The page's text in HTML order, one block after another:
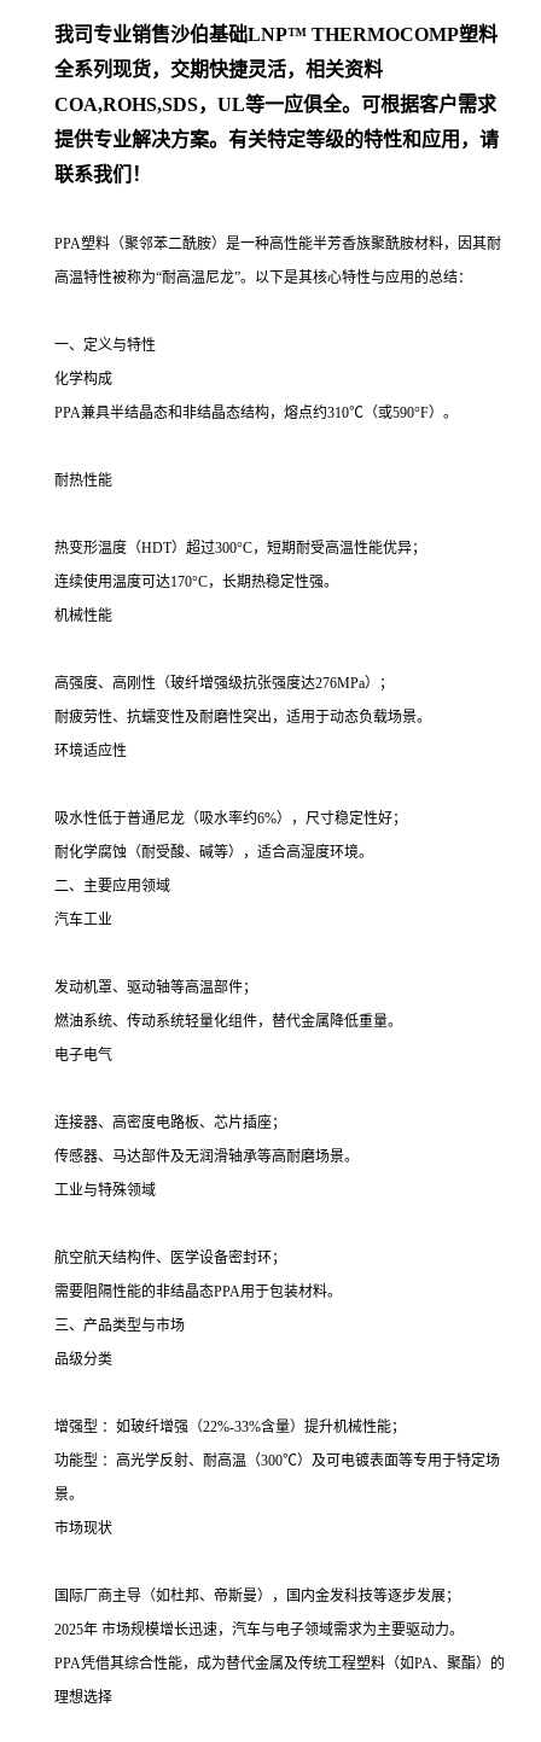
我司专业销售沙伯基础LNP™ THERMOCOMP塑料
全系列现货，交期快捷灵活，相关资料
COA,ROHS,SDS，UL等一应俱全。可根据客户需求
提供专业解决方案。 有关特定等级的特性和应用，请
联系我们！
PPA塑料（聚邻苯二酰胺）是一种高性能半芳香族聚酰胺材料，因其耐
高温特性被称为“耐高温尼龙”。以下是其核心特性与应用的总结：
一、定义与特性
化学构成
PPA兼具半结晶态和非结晶态结构，熔点约310℃（或590°F）。
耐热性能
热变形温度（HDT）超过300°C，短期耐受高温性能优异；
连续使用温度可达170°C，长期热稳定性强。
机械性能
高强度、高刚性（玻纤增强级抗张强度达276MPa）；
耐疲劳性、抗蠕变性及耐磨性突出，适用于动态负载场景。
环境适应性
吸水性低于普通尼龙（吸水率约6%），尺寸稳定性好；
耐化学腐蚀（耐受酸、碱等），适合高湿度环境。
二、主要应用领域
汽车工业
发动机罩、驱动轴等高温部件；
燃油系统、传动系统轻量化组件，替代金属降低重量。
电子电气
连接器、高密度电路板、芯片插座；
传感器、马达部件及无润滑轴承等高耐磨场景。
工业与特殊领域
航空航天结构件、医学设备密封环；
需要阻隔性能的非结晶态PPA用于包装材料。
三、产品类型与市场
品级分类
增强型 ：如玻纤增强（22%-33%含量）提升机械性能；
功能型 ：高光学反射、耐高温（300℃）及可电镀表面等专用于特定场
景。
市场现状
国际厂商主导（如杜邦、帝斯曼），国内金发科技等逐步发展；
2025年 市场规模增长迅速，汽车与电子领域需求为主要驱动力。
PPA凭借其综合性能，成为替代金属及传统工程塑料（如PA、聚酯）的
理想选择